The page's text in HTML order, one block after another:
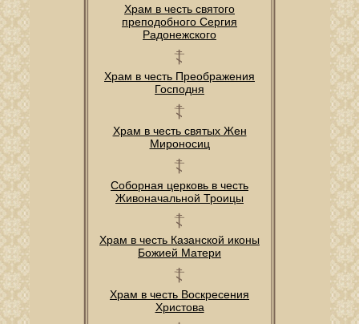
Храм в честь святого
преподобного Сергия
Радонежского
Храм в честь Преображения
Господня
Храм в честь святых Жен
Мироносиц
Соборная церковь в честь
Живоначальной Троицы
Храм в честь Казанской иконы
Божией Матери
Храм в честь Воскресения
Христова